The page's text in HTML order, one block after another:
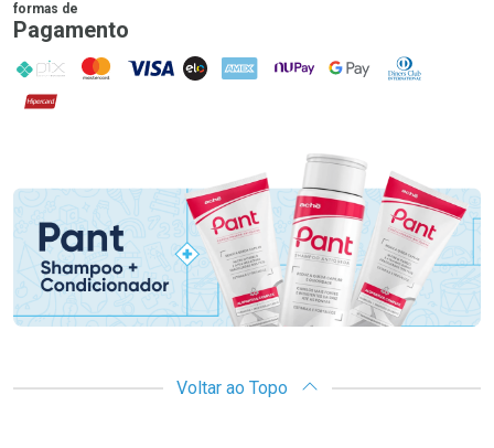
formas de
Pagamento
PIX MasterCard
VISA ELO AMEX NuPay Google PayDiners Club
Hipercard
Promoção em Destaque
Voltar ao Topo